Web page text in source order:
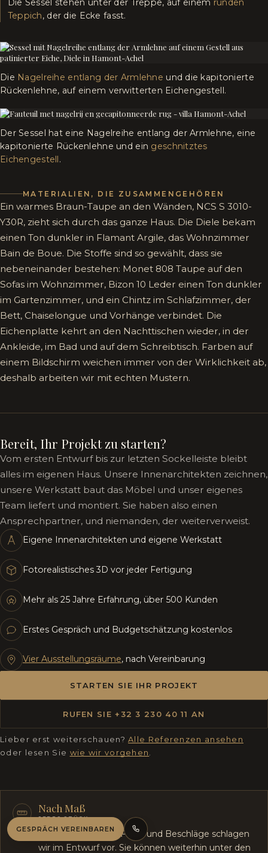
Die Sessel stehen unter der Treppe, auf einem runden
Teppich, der die Ecke fasst.
Die Nagelreihe entlang der Armlehne und die kapitonierte
Rückenlehne, auf einem verwitterten Eichengestell.
Der Sessel hat eine Nagelreihe entlang der Armlehne, eine
kapitonierte Rückenlehne und ein geschnitztes
Eichengestell.
MATERIALIEN, DIE ZUSAMMENGEHÖREN
Ein warmes Braun-Taupe an den Wänden, NCS S 3010-
Y30R, zieht sich durch das ganze Haus. Die Diele bekam
einen Ton dunkler in Flamant Argile, das Wohnzimmer
Bain de Boue. Die Stoffe sind so gewählt, dass sie
nebeneinander bestehen: Monet 808 Taupe auf den
Sofas im Wohnzimmer, Bizon 10 Leder einen Ton dunkler
im Gartenzimmer, und ein Chintz im Schlafzimmer, der
Bett, Chaiselongue und Vorhänge verbindet. Die
Eichenplatte kehrt an den Nachttischen wieder, in der
Ankleide, im Bad und auf dem Schreibtisch. Farben auf
einem Bildschirm weichen immer von der Wirklichkeit ab,
deshalb arbeiten wir mit echten Mustern.
Bereit, Ihr Projekt zu starten?
Vom ersten Entwurf bis zur letzten Sockelleiste bleibt
alles im eigenen Haus. Unsere Innenarchitekten zeichnen,
unsere Werkstatt baut das Möbel und unser eigenes
Team liefert und montiert. Sie haben also einen
Ansprechpartner, und niemanden, der weiterverweist.
Eigene Innenarchitekten und eigene Werkstatt
Fotorealistisches 3D vor jeder Fertigung
Mehr als 25 Jahre Erfahrung, über 500 Kunden
Erstes Gespräch und Budgetschätzung kostenlos
Vier Ausstellungsräume, nach Vereinbarung
STARTEN SIE IHR PROJEKT
RUFEN SIE +32 3 230 40 11 AN
Lieber erst weiterschauen?Alle Referenzen ansehen
oder lesen Sie wie wir vorgehen
Nach Maß
JEDES STÜCK
Maß, Holzart, Stoff, Farbe und Beschläge schlagen
wir im Entwurf vor. Sie können weiterhin unter den
GESPRÄCH VEREINBAREN
ANRUFEN